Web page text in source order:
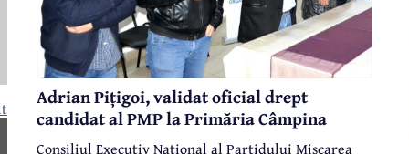
Adrian Pițigoi, validat oficial drept
candidat al PMP la Primăria Câmpina
Consiliul Executiv Național al Partidului Mișcarea